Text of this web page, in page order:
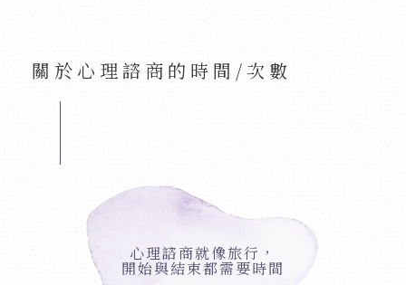
關於心理諮商的時間/次數
心理諮商就像旅行，
開始與結束都需要時間